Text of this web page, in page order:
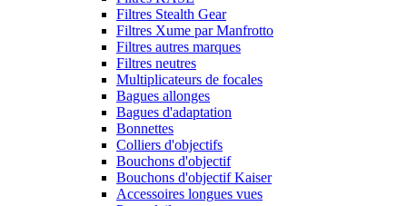
Filtres Stealth Gear
Filtres Xume par Manfrotto
Filtres autres marques
Filtres neutres
Multiplicateurs de focales
Bagues allonges
Bagues d'adaptation
Bonnettes
Colliers d'objectifs
Bouchons d'objectif
Bouchons d'objectif Kaiser
Accessoires longues vues